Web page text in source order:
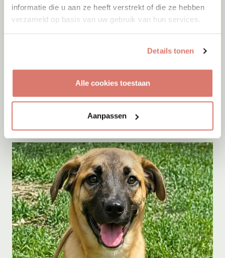
informatie die u aan ze heeft verstrekt of die ze hebben
verzameld op basis van uw gebruik van hun services.
Details tonen
Alle cookies toestaan
Aanpassen
Adoptie08-08-2026
Apeldoorn